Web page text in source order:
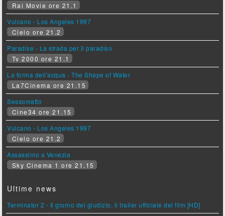
Rai Movie ore 21.1
Vulcano - Los Angeles 1997
Cielo ore 21.2
Paradise - La strada per il paradiso
Tv 2000 ore 21.1
La forma dell'acqua - The Shape of Water
La7Cinema ore 21.15
Sessomatto
Cine34 ore 21.15
Vulcano - Los Angeles 1997
Cielo ore 21.2
Assassinio a Venezia
Sky Cinema 1 ore 21.15
Ultime news
Terminator 2 - Il giorno del giudizio, il trailer ufficiale del film [HD]